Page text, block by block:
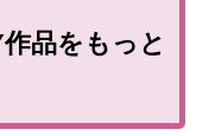
品をもっと